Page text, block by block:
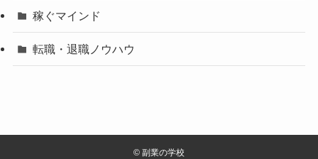
稼ぐマインド
転職・退職ノウハウ
© 副業の学校